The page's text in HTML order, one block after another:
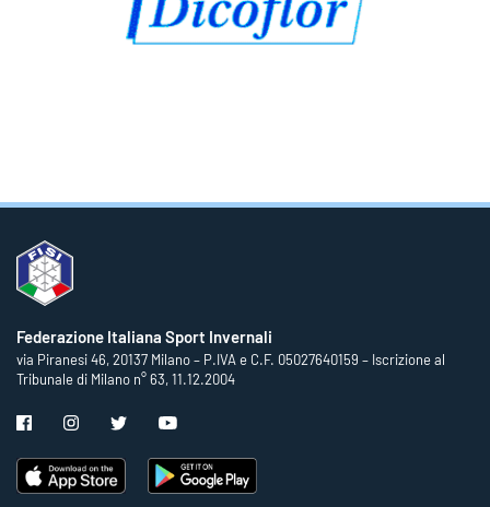
Federazione Italiana Sport Invernali
via Piranesi 46, 20137 Milano – P.IVA e C.F. 05027640159 – Iscrizione al
Tribunale di Milano n° 63, 11.12.2004